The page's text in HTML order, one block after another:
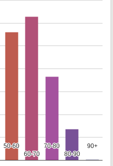
50-60
50-60
60-70
60-70
70-80
70-80
80-90
80-90
90+
90+